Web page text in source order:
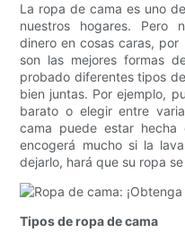
La ropa de cama es uno
nuestros hogares. Pero
dinero en cosas caras,
son las mejores formas
probado diferentes tipos
bien juntas. Por ejemplo,
barato o elegir entre
cama puede estar
encogerá mucho si la
dejarlo, hará que su ropa
Tipos de ropa de cama